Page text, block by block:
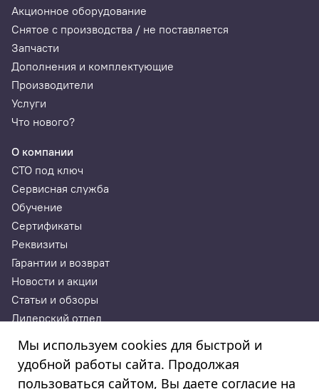
Масса
Акционное оборудование
Снятое с производства / не поставляется
Запчасти
Дополнения и комплектующие
Производители
Услуги
Что нового?
О компании
СТО под ключ
Сервисная служба
Обучение
Сертификаты
Реквизиты
Гарантии и возврат
Новости и акции
Статьи и обзоры
Дилерский отдел
ИП Годунова Лариса Леонидовна
ИНН 532108772827, ОГРНИП 308532130300022, ОКПО
Мы используем cookies для быстрой и
удобной работы сайта. Продолжая
пользоваться сайтом, Вы даете согласие на